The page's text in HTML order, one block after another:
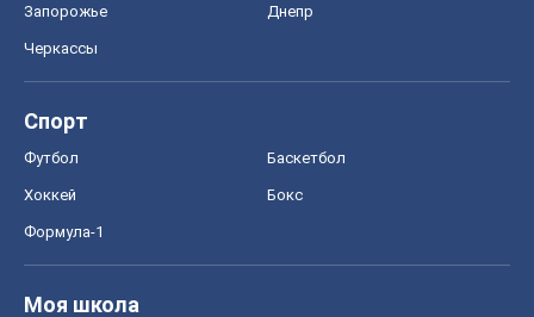
Запорожье Днепр
Черкассы
Спорт
Футбол Баскетбол
Хоккей Бокс
Формула-1
Моя школа